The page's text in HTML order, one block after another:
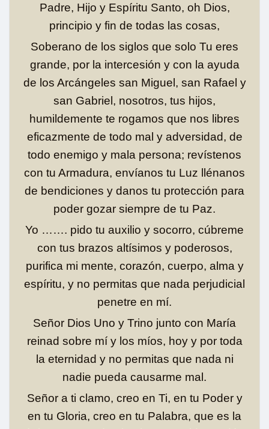
Padre, Hijo y Espíritu Santo, oh Dios,
principio y fin de todas las cosas,
Soberano de los siglos que solo Tu eres
grande, por la intercesión y con la ayuda
de los Arcángeles san Miguel, san Rafael y
san Gabriel, nosotros, tus hijos,
humildemente te rogamos que nos libres
eficazmente de todo mal y adversidad, de
todo enemigo y mala persona; revístenos
con tu Armadura, envíanos tu Luz llénanos
de bendiciones y danos tu protección para
poder gozar siempre de tu Paz.
Yo ……. pido tu auxilio y socorro, cúbreme
con tus brazos altísimos y poderosos,
purifica mi mente, corazón, cuerpo, alma y
espíritu, y no permitas que nada perjudicial
penetre en mí.
Señor Dios Uno y Trino junto con María
reinad sobre mí y los míos, hoy y por toda
la eternidad y no permitas que nada ni
nadie pueda causarme mal.
Señor a ti clamo, creo en Ti, en tu Poder y
en tu Gloria, creo en tu Palabra, que es la